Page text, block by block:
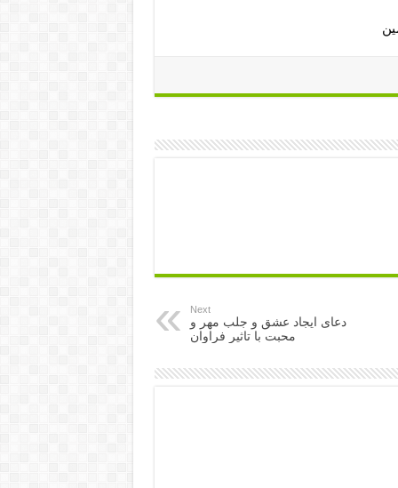
Next
دعای ایجاد عشق و جلب مهر و
محبت با تاثیر فراوان